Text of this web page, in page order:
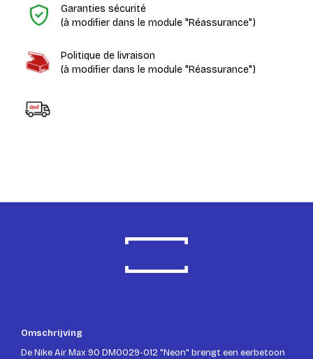
Garanties sécurité
(à modifier dans le module "Réassurance")
Politique de livraison
(à modifier dans le module "Réassurance")
Omschrijving
De Nike Air Max 90 DM0029-012 "Neon" brengt een eerbetoon